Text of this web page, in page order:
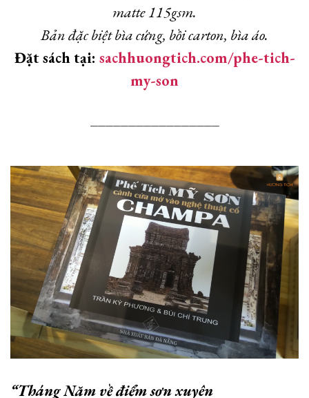
matte 115gsm.
Bản đặc biệt bìa cứng, bồi carton, bìa áo.
Đặt sách tại: sachhuongtich.com/phe-tich-
my-son
“Tháng Năm về điểm sơn xuyên